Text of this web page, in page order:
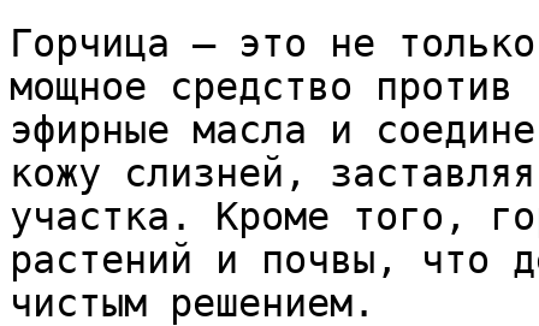
Горчица — это не
мощное средство
эфирные масла и
кожу слизней,
участка. Кроме того,
растений и почвы, что
чистым решением.